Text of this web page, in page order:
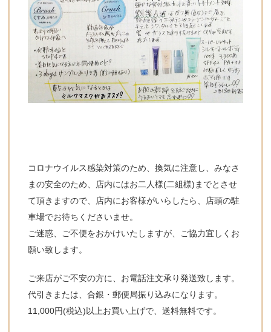
コロナウイルス感染対策のため、換気に注意し、みなさ
まの安全のため、店内にはお二人様(二組様)までとさせ
て頂きますので、店内にお客様がいらしたら、店頭の駐
車場でお待ちくださいませ。
ご迷惑、ご不便をおかけいたしますが、ご協力宜しくお
願い致します。
ご来店がご不安の方に、お電話注文承り発送致します。
代引きまたは、合銀・郵便局振り込みになります。
11,000円(税込)以上お買い上げで、送料無料です。